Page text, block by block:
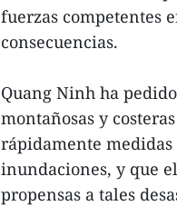
fuerzas competentes
consecuencias.
Quang Ninh ha
montañosas y
rápidamente
inundaciones, y que
propensas a tales